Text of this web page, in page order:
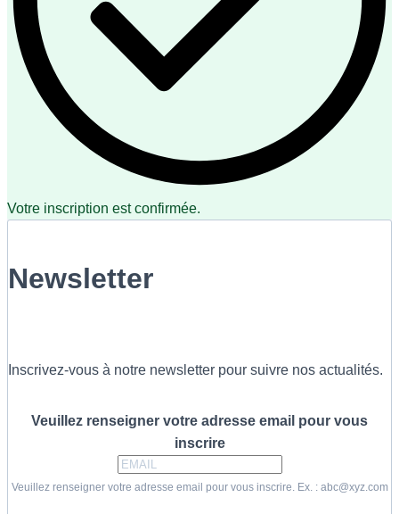
Votre inscription est confirmée.
Newsletter
Inscrivez-vous à notre newsletter pour suivre nos actualités.
Veuillez renseigner votre adresse email pour vous
inscrire
Veuillez renseigner votre adresse email pour vous inscrire. Ex. : abc@xyz.com